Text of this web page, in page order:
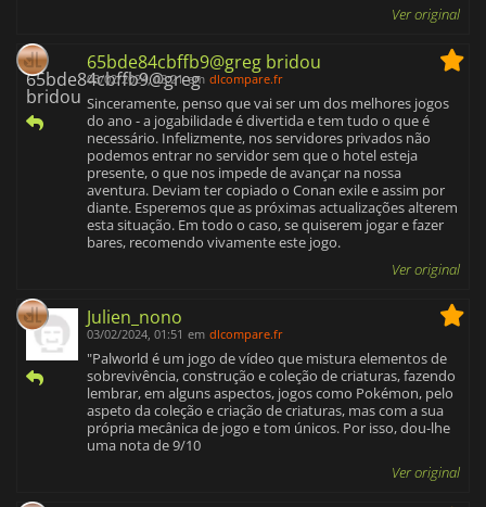
Ver original
65bde84cbffb9@greg bridou
03/02/2024, 08:21 em dlcompare.fr
Sinceramente, penso que vai ser um dos melhores jogos
do ano - a jogabilidade é divertida e tem tudo o que é
necessário. Infelizmente, nos servidores privados não
podemos entrar no servidor sem que o hotel esteja
presente, o que nos impede de avançar na nossa
aventura. Deviam ter copiado o Conan exile e assim por
diante. Esperemos que as próximas actualizações alterem
esta situação. Em todo o caso, se quiserem jogar e fazer
bares, recomendo vivamente este jogo.
Ver original
Julien_nono
03/02/2024, 01:51 em dlcompare.fr
"Palworld é um jogo de vídeo que mistura elementos de
sobrevivência, construção e coleção de criaturas, fazendo
lembrar, em alguns aspectos, jogos como Pokémon, pelo
aspeto da coleção e criação de criaturas, mas com a sua
própria mecânica de jogo e tom únicos. Por isso, dou-lhe
uma nota de 9/10
Ver original